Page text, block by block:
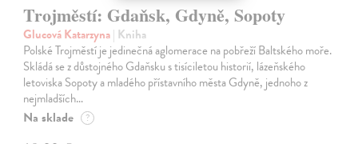
Trojměstí: Gdaňsk, Gdyně, Sopoty
Glucová Katarzyna| Kniha
Polské Trojměstí je jedinečná aglomerace na pobřeží Baltského moře.
Skládá se z důstojného Gdaňsku s tisíciletou historií, lázeňského
letoviska Sopoty a mladého přístavního města Gdyně, jednoho z
nejmladších…
Na sklade ?